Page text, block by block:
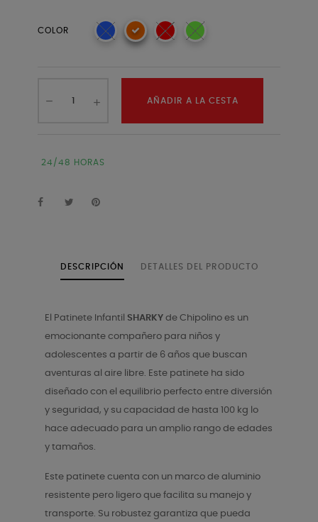
COLOR
AÑADIR A LA CESTA
24/48 HORAS
DESCRIPCIÓN DETALLES DEL PRODUCTO
El Patinete Infantil SHARKY de Chipolino es un
emocionante compañero para niños y
adolescentes a partir de 6 años que buscan
aventuras al aire libre. Este patinete ha sido
diseñado con el equilibrio perfecto entre diversión
y seguridad, y su capacidad de hasta 100 kg lo
hace adecuado para un amplio rango de edades
y tamaños.
Este patinete cuenta con un marco de aluminio
resistente pero ligero que facilita su manejo y
transporte. Su robustez garantiza que pueda